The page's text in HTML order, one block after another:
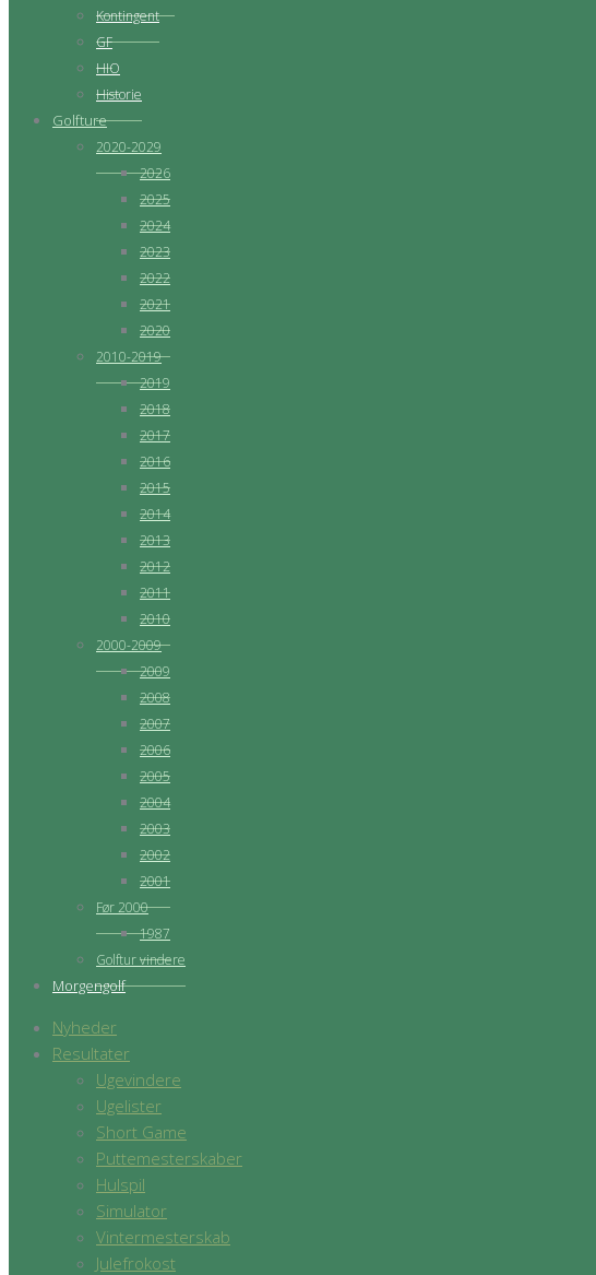
Kontingent
GF
HIO
Historie
Golfture
2020-2029
2026
2025
2024
2023
2022
2021
2020
2010-2019
2019
2018
2017
2016
2015
2014
2013
2012
2011
2010
2000-2009
2009
2008
2007
2006
2005
2004
2003
2002
2001
Før 2000
1987
Golftur vindere
Morgengolf
Nyheder
Resultater
Ugevindere
Ugelister
Short Game
Puttemesterskaber
Hulspil
Simulator
Vintermesterskab
Julefrokost